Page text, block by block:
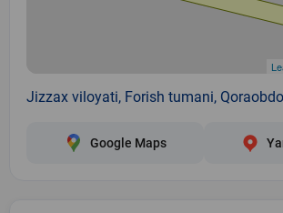
Jizzax viloyati, Forish tumani,
Google Maps